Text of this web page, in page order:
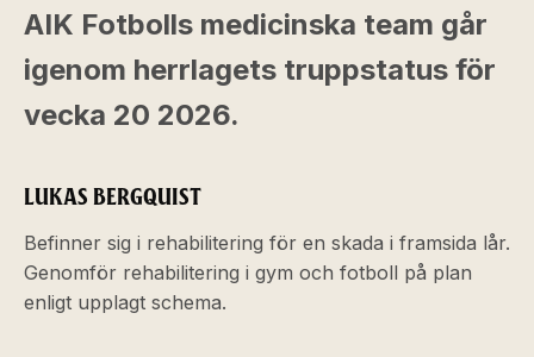
AIK Fotbolls medicinska team går
igenom herrlagets truppstatus för
vecka 20 2026.
LUKAS BERGQUIST
Befinner sig i rehabilitering för en skada i framsida lår.
Genomför rehabilitering i gym och fotboll på plan
enligt upplagt schema.